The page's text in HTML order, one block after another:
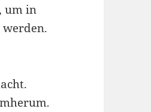
um in